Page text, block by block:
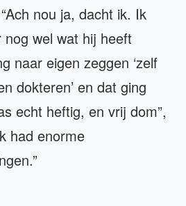
nou ja, dacht ik. Ik
wel wat hij heeft
naar eigen zeggen ‘zelf
dokteren’ en dat ging
echt heftig, en vrij dom”,
had enorme